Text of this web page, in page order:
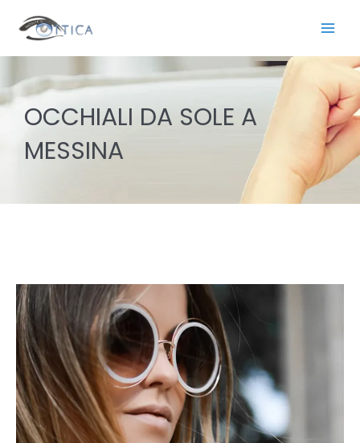
contenuto
OCCHIALI DA SOLE A
MESSINA